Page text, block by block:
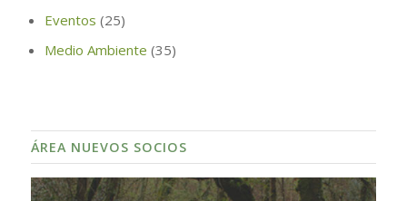
Eventos (25)
Medio Ambiente (35)
ÁREA NUEVOS SOCIOS